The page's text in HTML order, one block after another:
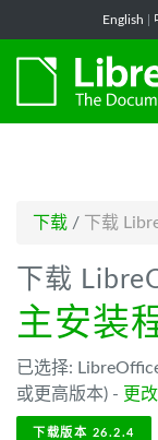
English
下载 / 下载
下载
主安装
已选择:
或更高版本) - 更改
下载版本 26.2.4